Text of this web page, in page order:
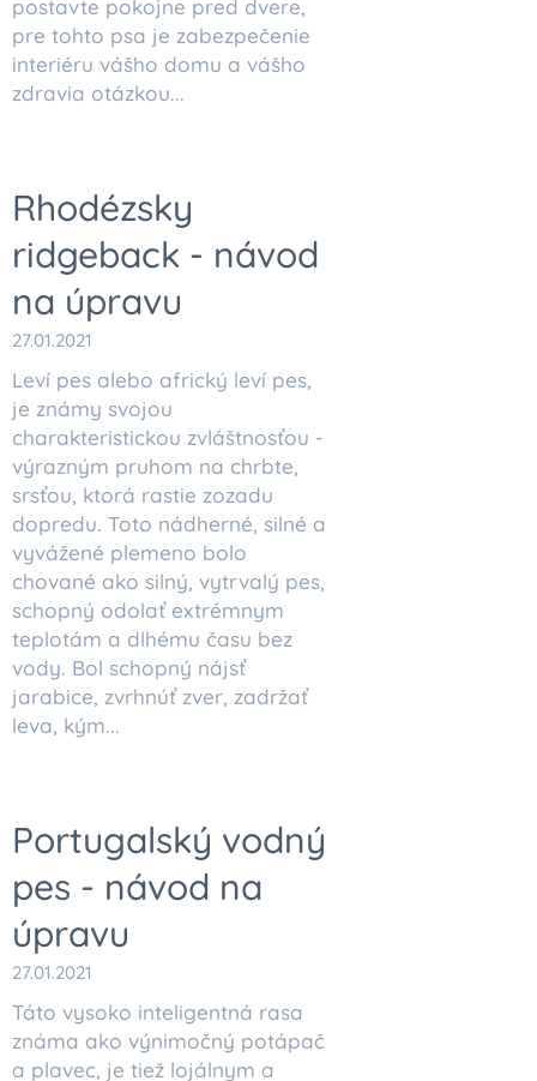
postavte pokojne pred dvere,
pre tohto psa je zabezpečenie
interiéru vášho domu a vášho
zdravia otázkou...
Rhodézsky
ridgeback - návod
na úpravu
27.01.2021
Leví pes alebo africký leví pes,
je známy svojou
charakteristickou zvláštnosťou -
výrazným pruhom na chrbte,
srsťou, ktorá rastie zozadu
dopredu. Toto nádherné, silné a
vyvážené plemeno bolo
chované ako silný, vytrvalý pes,
schopný odolať extrémnym
teplotám a dlhému času bez
vody. Bol schopný nájsť
jarabice, zvrhnúť zver, zadržať
leva, kým...
Portugalský vodný
pes - návod na
úpravu
27.01.2021
Táto vysoko inteligentná rasa
známa ako výnimočný potápač
a plavec, je tiež lojálnym a